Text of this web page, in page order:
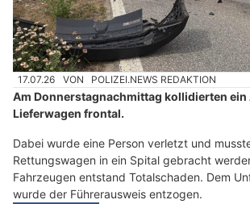
17.07.26 VON POLIZEI.NEWS REDAKTION
Am Donnerstagnachmittag kollidierten ein
Lieferwagen frontal.
Dabei wurde eine Person verletzt und
Rettungswagen in ein Spital gebracht
Fahrzeugen entstand Totalschaden. Dem
wurde der Führerausweis entzogen.